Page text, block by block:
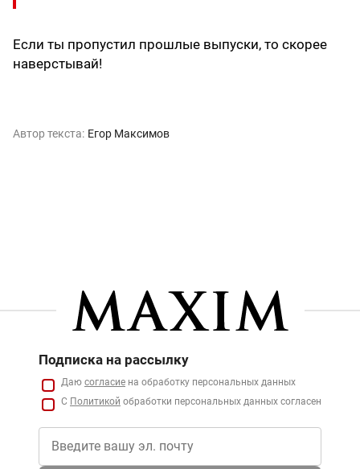
Если ты пропустил прошлые выпуски, то скорее
наверстывай!
Автор текста: Егор Максимов
Подписка на рассылку
Даю согласие на обработку персональных данных
С Политикой обработки персональных данных согласен